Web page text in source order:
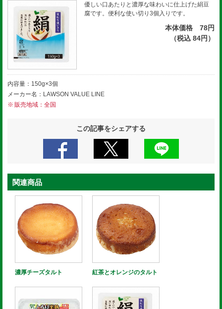
優しい口あたりと濃厚な味わいに仕上げた絹豆
腐です。便利な使い切り3個入りです。
本体価格 78円
（税込 84円）
内容量：150g×3個
メーカー名：LAWSON VALUE LINE
販売地域：全国
この記事をシェアする
関連商品
濃厚チーズタルト 紅茶とオレンジのタルト